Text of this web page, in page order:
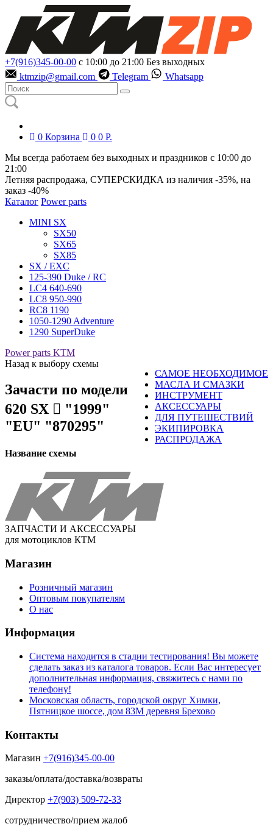
+7(916)345-00-00 с 10:00 до 21:00 Без выходных
ktmzip@gmail.com
Telegram Whatsapp
0 Корзина 0 0 Р.
Мы всегда работаем без выходных и праздников с 10:00 до
21:00
Летняя распродажа, СУПЕРСКИДКА из наличия -35%, на
заказ -40%
Каталог Power parts
MINI SX
SX50
SX65
SX85
SX / EXC
125-390 Duke / RC
LC4 640-690
LC8 950-990
RC8 1190
1050-1290 Adventure
1290 SuperDuke
Power parts KTM
САМОЕ НЕОБХОДИМОЕ
МАСЛА И СМАЗКИ
ИНСТРУМЕНТ
АКСЕССУАРЫ
ДЛЯ ПУТЕШЕСТВИЙ
ЭКИПИРОВКА
РАСПРОДАЖА
Назад к выбору схемы
Зачасти по модели
620 SX 󈧃 "1999"
"EU" "870295"
Название схемы
ЗАПЧАСТИ И АКСЕССУАРЫ
для мотоциклов КТМ
Магазин
Розничный магазин
Оптовым покупателям
О нас
Информация
Система находится в стадии тестирования! Вы можете
сделать заказ из каталога товаров. Если Вас интересует
дополнительная информация, свяжитесь с нами по
телефону!
Московская область, городской округ Химки,
Пятницкое шоссе, дом 83М деревня Брехово
Контакты
Магазин +7(916)345-00-00
заказы/оплата/доставка/возвраты
Директор +7(903) 509-72-33
сотрудничество/прием жалоб